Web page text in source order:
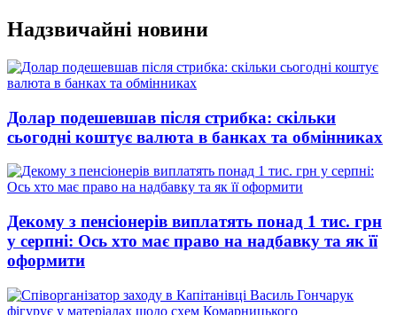
Перейти
до
вмісту
Надзвичайні новини
Долар подешевшав після стрибка: скільки
сьогодні коштує валюта в банках та обмінниках
Декому з пенсіонерів виплатять понад 1 тис. грн
у серпні: Ось хто має право на надбавку та як її
оформити